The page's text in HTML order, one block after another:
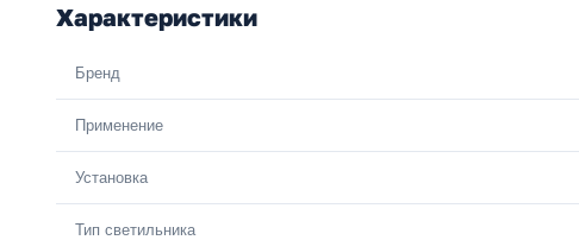
Характеристики
Бренд
Применение
Установка
Тип светильника